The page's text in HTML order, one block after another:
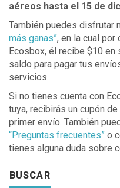
aéreos hasta el 15 de
También puedes disfrutar
más ganas”, en la cual por
Ecosbox, él recibe $10
saldo para pagar tus
servicios.
Si no tienes cuenta con
tuya, recibirás un cupón
primer envío. También
“Preguntas frecuentes” o
tienes alguna duda sobre
BUSCAR